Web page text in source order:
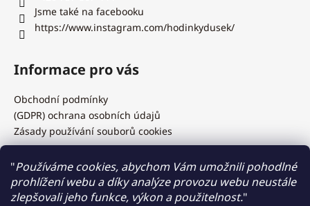
"Používáme cookies, abychom Vám umožnili pohodlné
prohlížení webu a díky analýze provozu webu neustále
zlepšovali jeho funkce, výkon a použitelnost."
Jsme také na facebooku
https://www.instagram.com/hodinkydusek/
Informace pro vás
Obchodní podmínky
(GDPR) ochrana osobních údajů
Zásady používání souborů cookies
Hodinky Dušek.cz